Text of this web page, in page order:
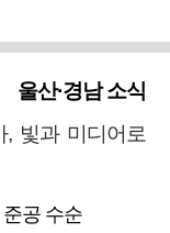
울산·경남 소식
, 빛과 미디어로
공 수순